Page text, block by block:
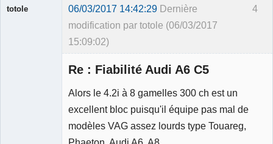
4
totole 06/03/2017 14:42:29 Dernière
modification par totole (06/03/2017
15:09:02)
Re : Fiabilité Audi A6 C5
Alors le 4.2i à 8 gamelles 300 ch est un
excellent bloc puisqu'il équipe pas mal de
modèles VAG assez lourds type Touareg,